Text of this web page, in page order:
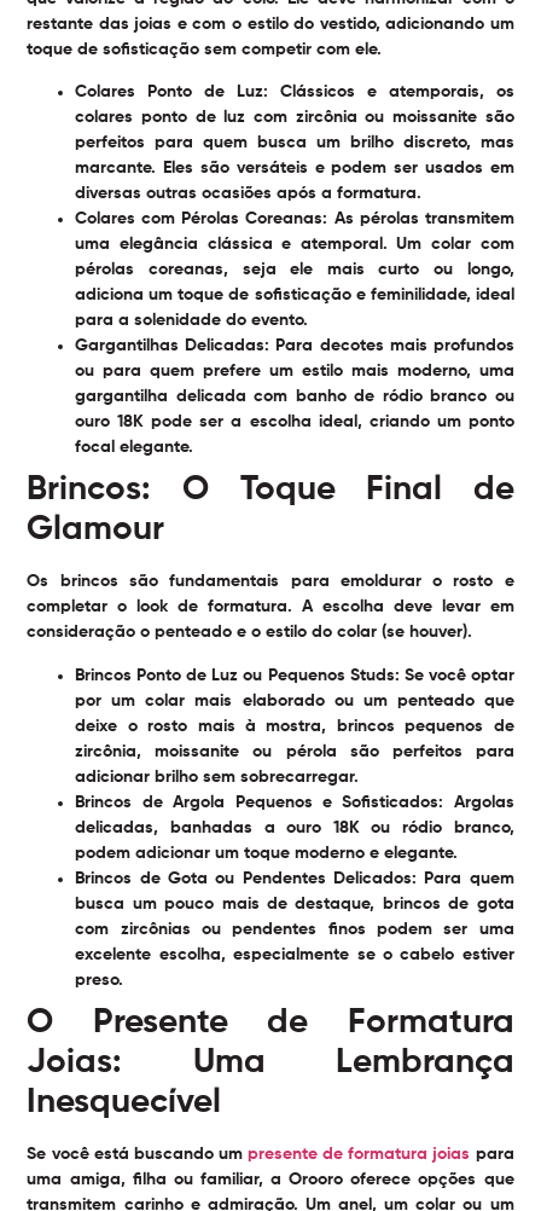
restante das joias e com o estilo do vestido, adicionando um
toque de sofisticação sem competir com ele.
Colares Ponto de Luz: Clássicos e atemporais, os
colares ponto de luz com zircônia ou moissanite são
perfeitos para quem busca um brilho discreto, mas
marcante. Eles são versáteis e podem ser usados em
diversas outras ocasiões após a formatura.
Colares com Pérolas Coreanas: As pérolas transmitem
uma elegância clássica e atemporal. Um colar com
pérolas coreanas, seja ele mais curto ou longo,
adiciona um toque de sofisticação e feminilidade, ideal
para a solenidade do evento.
Gargantilhas Delicadas: Para decotes mais profundos
ou para quem prefere um estilo mais moderno, uma
gargantilha delicada com banho de ródio branco ou
ouro 18K pode ser a escolha ideal, criando um ponto
focal elegante.
Brincos: O Toque Final de
Glamour
Os brincos são fundamentais para emoldurar o rosto e
completar o look de formatura. A escolha deve levar em
consideração o penteado e o estilo do colar (se houver).
Brincos Ponto de Luz ou Pequenos Studs: Se você optar
por um colar mais elaborado ou um penteado que
deixe o rosto mais à mostra, brincos pequenos de
zircônia, moissanite ou pérola são perfeitos para
adicionar brilho sem sobrecarregar.
Brincos de Argola Pequenos e Sofisticados: Argolas
delicadas, banhadas a ouro 18K ou ródio branco,
podem adicionar um toque moderno e elegante.
Brincos de Gota ou Pendentes Delicados: Para quem
busca um pouco mais de destaque, brincos de gota
com zircônias ou pendentes finos podem ser uma
excelente escolha, especialmente se o cabelo estiver
preso.
O Presente de Formatura
Joias: Uma Lembrança
Inesquecível
Se você está buscando umpresente de formatura joias para
uma amiga, filha ou familiar, a Orooro oferece opções que
transmitem carinho e admiração. Um anel, um colar ou um